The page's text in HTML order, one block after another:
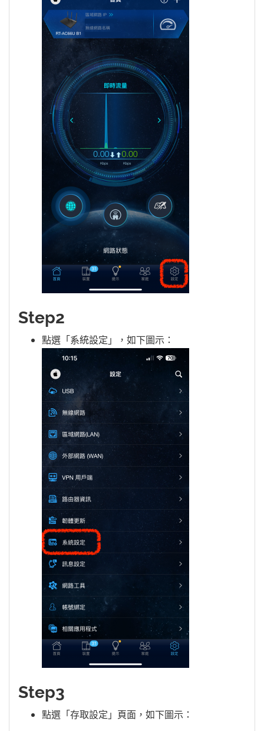
Step2
點選「系統設定」，如下圖示：
Step3
點選「存取設定」頁面，如下圖示：